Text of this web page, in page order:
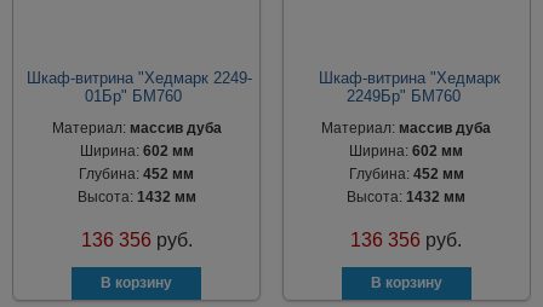
Шкаф-витрина "Хедмарк 2249-
01Бр" БМ760
Материал: массив дуба
Ширина: 602 мм
Глубина:452 мм
Высота: 1432 мм
136 356 руб.
Шкаф-витрина "Хедмарк
2249Бр" БМ760
Материал: массив дуба
Ширина:602 мм
Глубина: 452 мм
Высота:1432 мм
136 356 руб.